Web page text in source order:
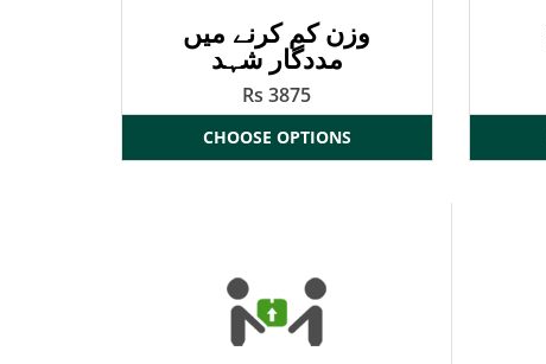
وزن کم کرنے میں
مددگار شہد
Rs 3875
CHOOSE OPTIONS